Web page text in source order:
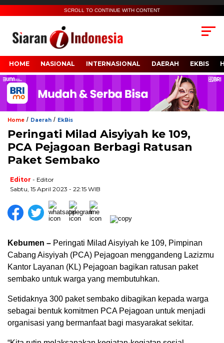
SCROLL TO CONTINUE WITH CONTENT
HOME NASIONAL INTERNASIONAL DAERAH EKBIS
Home / Daerah / EkBis
Peringati Milad Aisyiyah ke 109,
PCA Pejagoan Berbagi Ratusan
Paket Sembako
Editor - Editor
Sabtu, 15 April 2023 - 22:15 WIB
Kebumen – Peringati Milad Aisyiyah ke 109, Pimpinan
Cabang Aisyiyah (PCA) Pejagoan menggandeng Lazizmu
Kantor Layanan (KL) Pejagoan bagikan ratusan paket
sembako untuk warga yang membutuhkan.
Setidaknya 300 paket sembako dibagikan kepada warga
sebagai bentuk komitmen PCA Pejagoan untuk menjadi
organisasi yang bermanfaat bagi masyarakat sekitar.